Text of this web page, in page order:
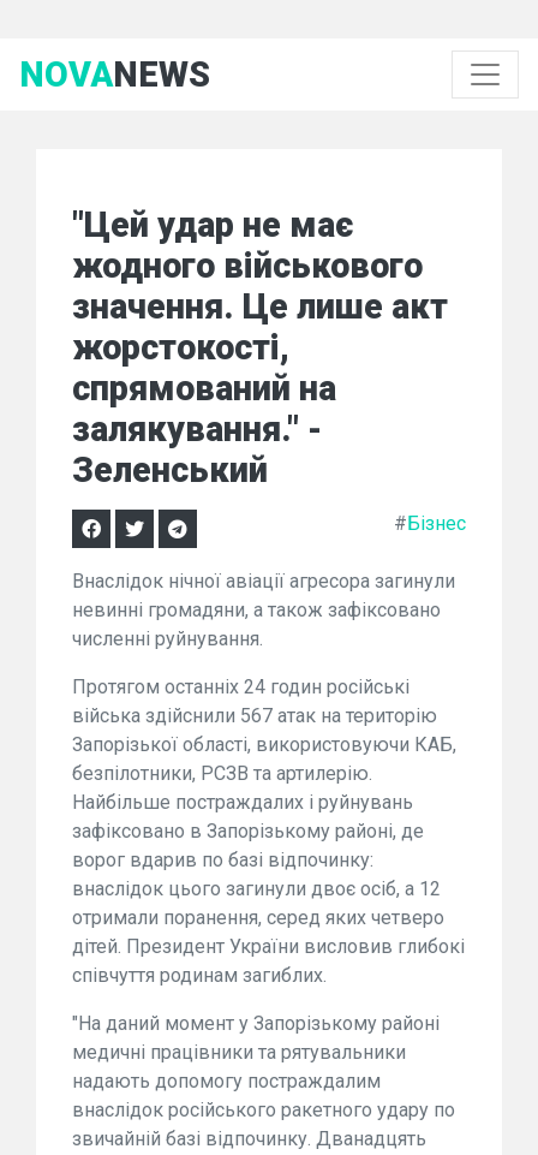
NOVANEWS
"Цей удар не має
жодного військового
значення. Це лише акт
жорстокості,
спрямований на
залякування." -
Зеленський
#Бізнес
Внаслідок нічної авіації агресора загинули
невинні громадяни, а також зафіксовано
численні руйнування.
Протягом останніх 24 годин російські
війська здійснили 567 атак на територію
Запорізької області, використовуючи КАБ,
безпілотники, РСЗВ та артилерію.
Найбільше постраждалих і руйнувань
зафіксовано в Запорізькому районі, де
ворог вдарив по базі відпочинку:
внаслідок цього загинули двоє осіб, а 12
отримали поранення, серед яких четверо
дітей. Президент України висловив глибокі
співчуття родинам загиблих.
"На даний момент у Запорізькому районі
медичні працівники та рятувальники
надають допомогу постраждалим
внаслідок російського ракетного удару по
звичайній базі відпочинку. Дванадцять